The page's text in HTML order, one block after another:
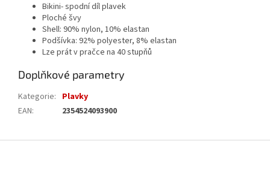
Bikini- spodní díl plavek
Ploché švy
Shell: 90% nylon, 10% elastan
Podšívka: 92% polyester, 8% elastan
Lze prát v pračce na 40 stupňů
Doplňkové parametry
Kategorie: Plavky
EAN: 2354524093900